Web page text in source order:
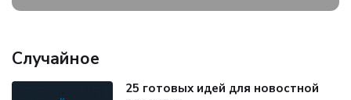
Случайное
25 готовых идей для новостной